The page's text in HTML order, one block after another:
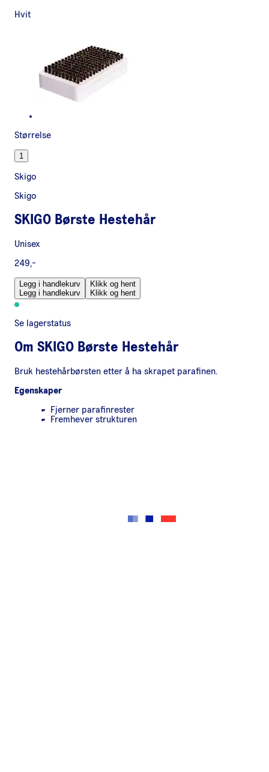
Hvit
Størrelse
1
Skigo
Skigo
SKIGO Børste Hestehår
Unisex
249,-
Legg i handlekurv
Legg i handlekurv
Klikk og hent
Klikk og hent
Se lagerstatus
Om SKIGO Børste Hestehår
Bruk hestehårbørsten etter å ha skrapet parafinen.
Egenskaper
Fjerner parafinrester
Fremhever strukturen